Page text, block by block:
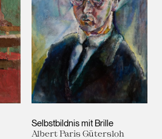
Selbstbildnis mit Brille
Albert Paris Gütersloh